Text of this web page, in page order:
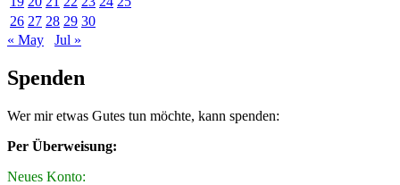
26 27 28 29 30
« May
Jul »
Spenden
Wer mir etwas Gutes tun möchte, kann spenden:
Per Überweisung:
Neues Konto: